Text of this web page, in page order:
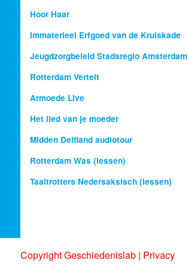
Hoor Haar
Immaterieel Erfgoed van de Kruiskade
Jeugdzorgbeleid Stadsregio Amsterdam
Rotterdam Vertelt
Armoede Live
Het lied van je moeder
Midden Delfland audiotour
Rotterdam Was (lessen)
Taaltrotters Nedersaksisch (lessen)
Copyright Geschiedenislab | Privacy